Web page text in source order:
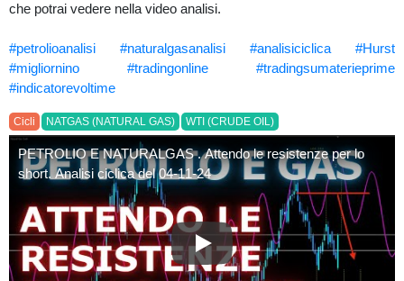
che potrai vedere nella video analisi.
#petrolioanalisi #naturalgasanalisi #analisiciclica
#Hurst
#migliornino
#tradingonline
#tradingsumaterieprime
#indicatorevoltime
Cicli NATGAS (NATURAL GAS) WTI (CRUDE OIL)
PETROLIO E NATURALGAS . Attendo le resistenze per lo
short. Analisi ciclica del 04-11-24
PETROLIO E NATURALGAS